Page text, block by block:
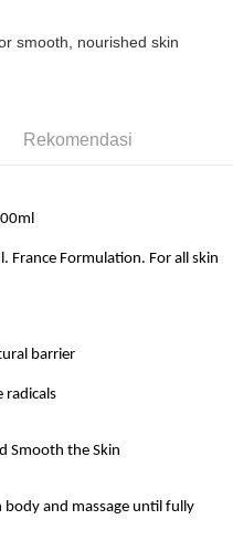
smooth, nourished skin
Rekomendasi
France Formulation. For all skin
barrier
the Skin
and massage until fully